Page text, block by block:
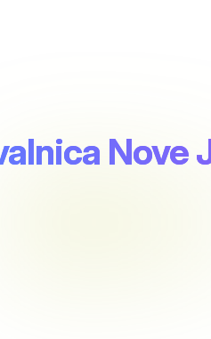
Nove